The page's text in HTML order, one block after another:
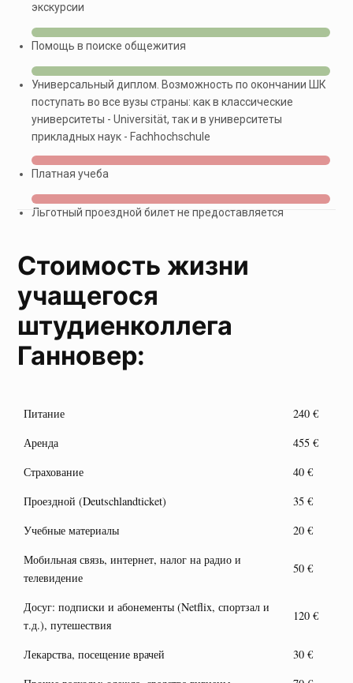
экскурсии
Помощь в поиске общежития
Универсальный диплом. Возможность по окончании ШК
поступать во все вузы страны: как в классические
университеты - Universität, так и в университеты
прикладных наук - Fachhochschule
Платная учеба
Льготный проездной билет не предоставляется
Стоимость жизни
учащегося
штудиенколлега
Ганновер:
Питание
240 €
Аренда
455 €
Страхование
40 €
Проездной (Deutschlandticket)
35 €
Учебные материалы
20 €
Мобильная связь, интернет, налог на радио и
телевидение
50 €
Досуг: подписки и абонементы (Netflix, спортзал и
т.д.), путешествия
120 €
Лекарства, посещение врачей
30 €